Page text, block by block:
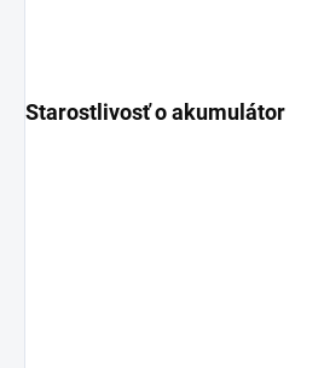
Starostlivosť o akumulátor